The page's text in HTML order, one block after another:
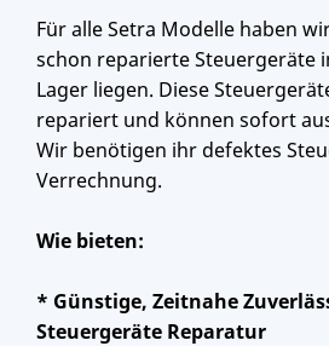
Für alle Setra Modelle haben
schon reparierte Steuergeräte
Lager liegen. Diese
repariert und können sofort
Wir benötigen ihr defektes
Verrechnung.
Wie bieten:
* Günstige, Zeitnahe
Steuergeräte Reparatur